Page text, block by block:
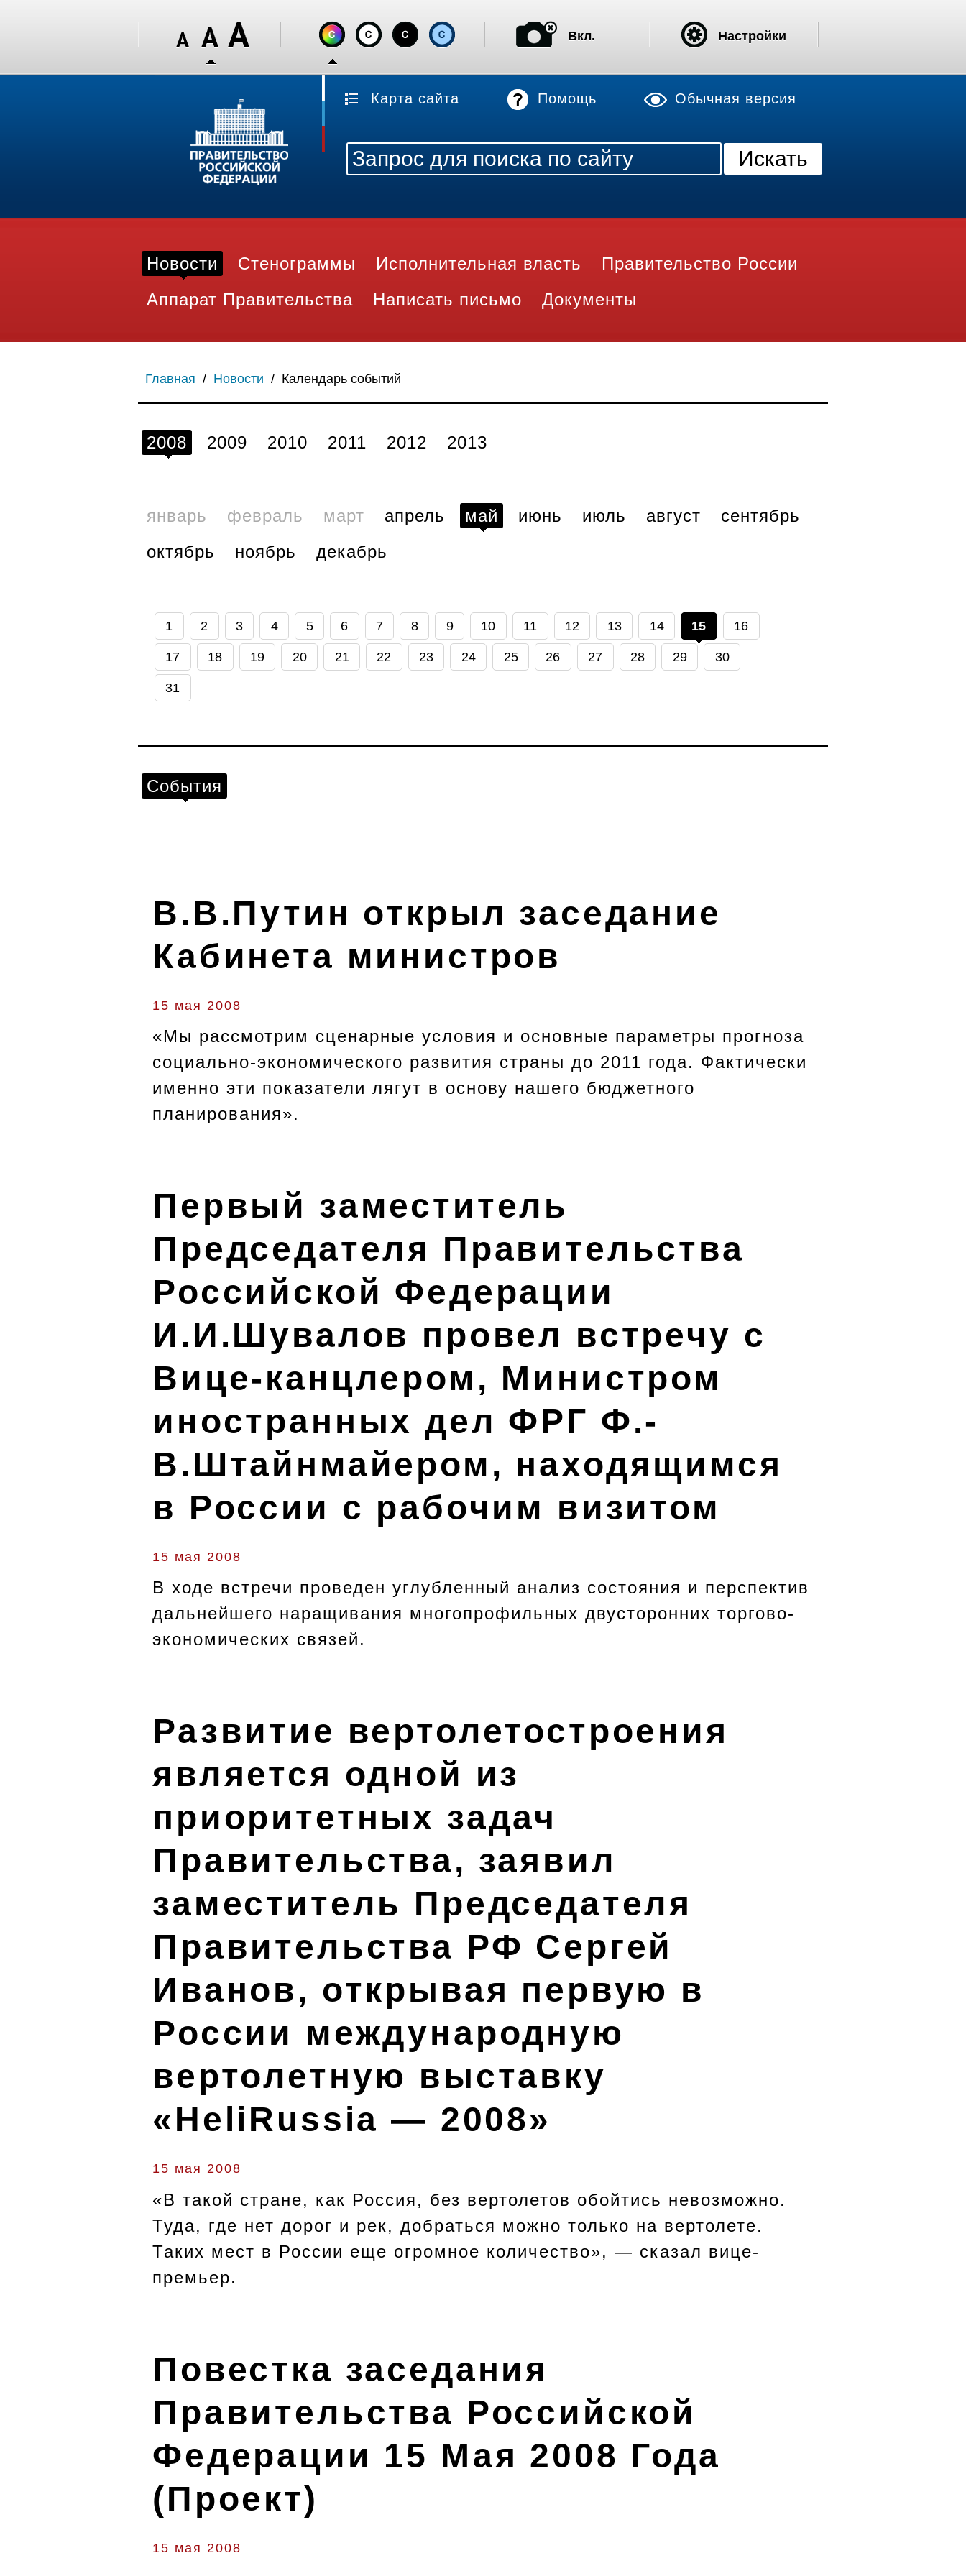
Карта сайта Помощь Обычная версия
Новости Стенограммы Исполнительная власть
Правительство России
Аппарат Правительства
Написать письмо Документы
Главная / Новости / Календарь событий
2008 2009 2010 2011 2012 2013
январь февраль март апрель май июнь июль август
сентябрь
октябрь
ноябрь декабрь
1 2 3 4 5 6 7 8 9 10 11 12 13 14 15 16
17 18 19 20 21 22 23 24 25 26 27 28 29 30
31
События
В.В.Путин открыл заседание
Кабинета министров
15 мая 2008
«Мы рассмотрим сценарные условия и основные параметры прогноза
социально-экономического развития страны до 2011 года. Фактически
именно эти показатели лягут в основу нашего бюджетного
планирования».
Первый заместитель
Председателя Правительства
Российской Федерации
И.И.Шувалов провел встречу с
Вице-канцлером, Министром
иностранных дел ФРГ Ф.-
В.Штайнмайером, находящимся
в России с рабочим визитом
15 мая 2008
В ходе встречи проведен углубленный анализ состояния и перспектив
дальнейшего наращивания многопрофильных двусторонних торгово-
экономических связей.
Развитие вертолетостроения
является одной из
приоритетных задач
Правительства, заявил
заместитель Председателя
Правительства РФ Сергей
Иванов, открывая первую в
России международную
вертолетную выставку
«HeliRussia — 2008»
15 мая 2008
«В такой стране, как Россия, без вертолетов обойтись невозможно.
Туда, где нет дорог и рек, добраться можно только на вертолете.
Таких мест в России еще огромное количество», — сказал вице-
премьер.
Повестка заседания
Правительства Российской
Федерации 15 Мая 2008 Года
(Проект)
15 мая 2008
Вкл. Настройки